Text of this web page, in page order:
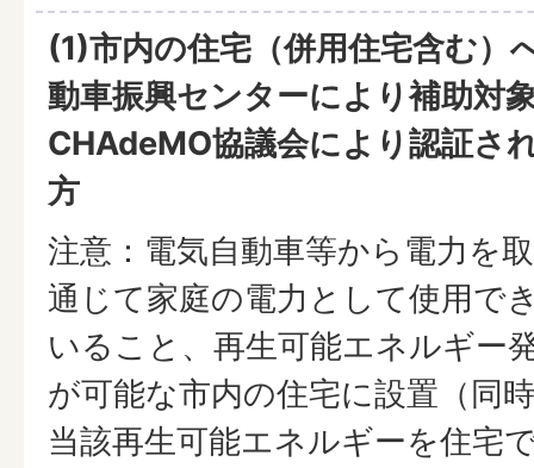
(1)市内の住宅（併用住宅含む）
動車振興センターにより補助対
CHAdeMO協議会により認証さ
方
注意：電気自動車等から電力を
通じて家庭の電力として使用で
いること、再生可能エネルギー
が可能な市内の住宅に設置（同
当該再生可能エネルギーを住宅